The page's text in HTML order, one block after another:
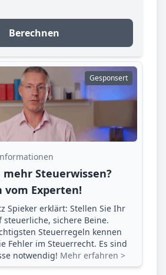
Berechnen
Gesponsert
mehr Steuerwissen?
vom Experten!
Spieker erklärt: Stellen Sie Ihr
sichere Beine.
Steuerregeln kennen
Fehler im Steuerrecht. Es sind
notwendig! Mehr erfahren >